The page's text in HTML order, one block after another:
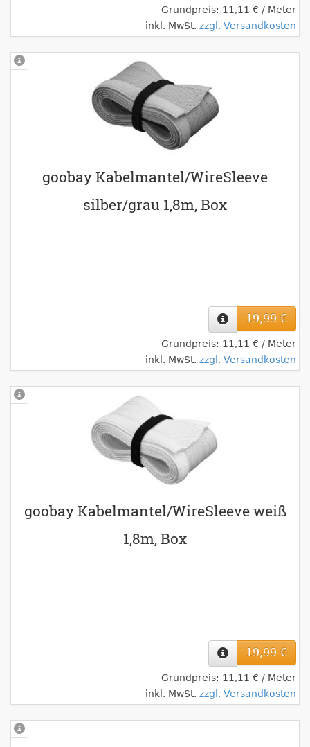
Grundpreis: 11,11 € / Meter
inkl. MwSt. zzgl. Versandkosten
goobay Kabelmantel/WireSleeve
silber/grau 1,8m, Box
19,99 €
Grundpreis: 11,11 € / Meter
inkl. MwSt. zzgl. Versandkosten
goobay Kabelmantel/WireSleeve weiß
1,8m, Box
19,99 €
Grundpreis: 11,11 € / Meter
inkl. MwSt. zzgl. Versandkosten